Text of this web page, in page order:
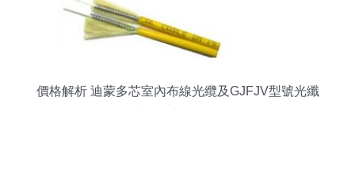
價格解析 迪蒙多芯室內布線光纜及GJFJV型號光纖